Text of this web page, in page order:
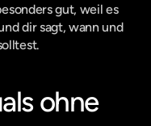
gut, weil es
dir sagt, wann und
ohne